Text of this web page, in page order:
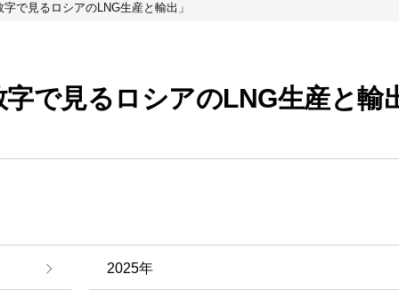
で見るロシアのLNG生産と輸出」
で見るロシアのLNG生産と輸
2025年